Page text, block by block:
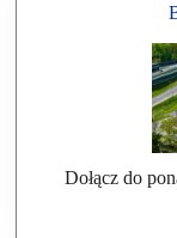
Dołącz do